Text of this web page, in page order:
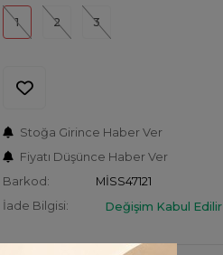
1 2 3
Stoğa Girince Haber Ver
Fiyatı Düşünce Haber Ver
Barkod:
MİSS47121
İade Bilgisi:
Değişim Kabul Edilir